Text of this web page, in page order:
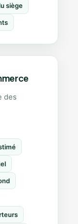
siège
des